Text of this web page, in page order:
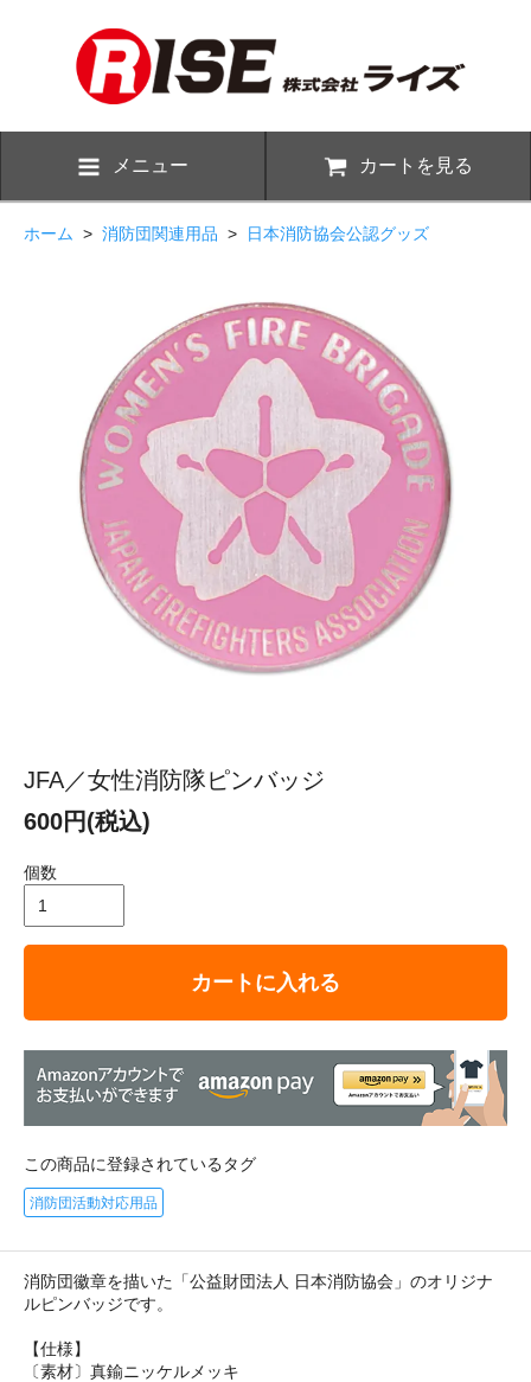
メニュー カートを見る
ホーム > 消防団関連用品 > 日本消防協会公認グッズ
JFA／女性消防隊ピンバッジ
600円(税込)
個数
カートに入れる
この商品に登録されているタグ
消防団活動対応用品
消防団徽章を描いた「公益財団法人 日本消防協会」のオリジナ
ルピンバッジです。
【仕様】
〔素材〕真鍮ニッケルメッキ